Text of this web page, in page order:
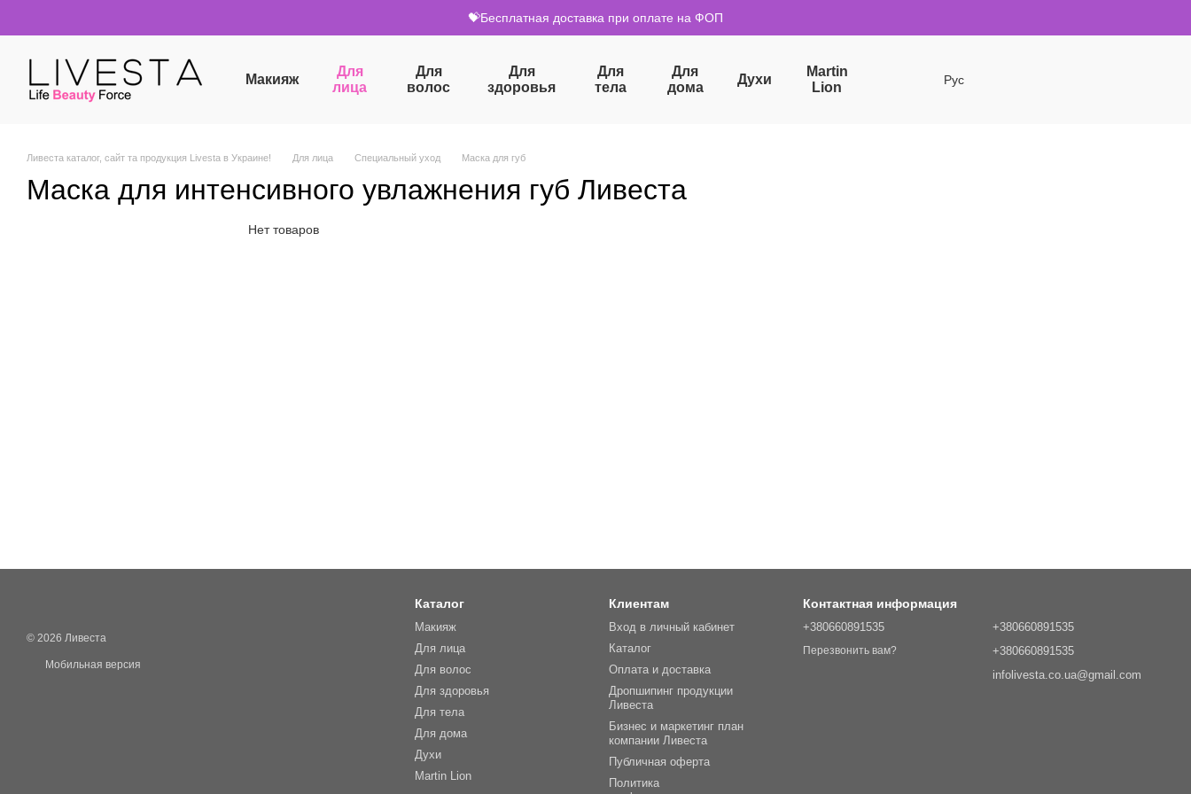
💝Бесплатная доставка при оплате на ФОП
Макияж
Для
лица
Для
волос
Для
здоровья
Для
тела
Для
дома
Духи
Martin
Lion
Рус
Ливеста каталог, сайт та продукция Livesta в Украине! Для лица Специальный уход Маска для губ
Маска для интенсивного увлажнения губ Ливеста
Нет товаров
© 2026 Ливеста
Мобильная версия
Каталог
Макияж
Для лица
Для волос
Для здоровья
Для тела
Для дома
Духи
Martin Lion
Клиентам
Вход в личный кабинет
Каталог
Оплата и доставка
Дропшипинг продукции
Ливеста
Бизнес и маркетинг план
компании Ливеста
Публичная оферта
Политика
Контактная информация
+380660891535
Перезвонить вам?
+380660891535
+380660891535
infolivesta.co.ua@gmail.com